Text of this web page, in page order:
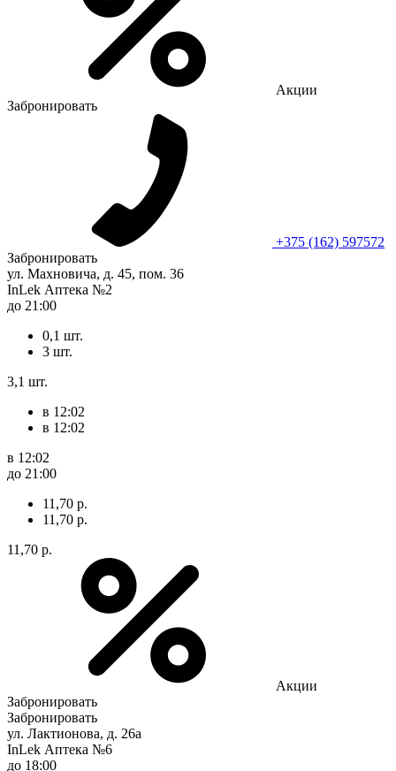
Акции
Забронировать
+375 (162) 597572
Забронировать
ул. Махновича, д. 45, пом. 36
InLek Аптека №2
до 21:00
0,1 шт.
3 шт.
3,1 шт.
в 12:02
в 12:02
в 12:02
до 21:00
11,70 р.
11,70 р.
11,70 р.
Акции
Забронировать
Забронировать
ул. Лактионова, д. 26а
InLek Аптека №6
до 18:00